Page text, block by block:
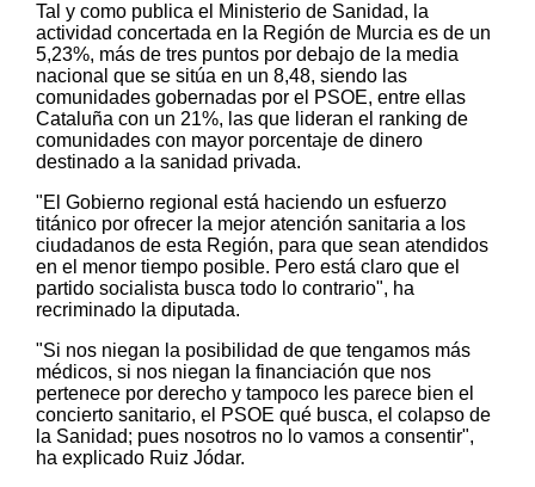
Tal y como publica el Ministerio de Sanidad, la
actividad concertada en la Región de Murcia es de un
5,23%, más de tres puntos por debajo de la media
nacional que se sitúa en un 8,48, siendo las
comunidades gobernadas por el PSOE, entre ellas
Cataluña con un 21%, las que lideran el ranking de
comunidades con mayor porcentaje de dinero
destinado a la sanidad privada.
"El Gobierno regional está haciendo un esfuerzo
titánico por ofrecer la mejor atención sanitaria a los
ciudadanos de esta Región, para que sean atendidos
en el menor tiempo posible. Pero está claro que el
partido socialista busca todo lo contrario", ha
recriminado la diputada.
"Si nos niegan la posibilidad de que tengamos más
médicos, si nos niegan la financiación que nos
pertenece por derecho y tampoco les parece bien el
concierto sanitario, el PSOE qué busca, el colapso de
la Sanidad; pues nosotros no lo vamos a consentir",
ha explicado Ruiz Jódar.